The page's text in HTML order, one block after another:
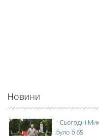
Новини
-Сьогодні
було б 65